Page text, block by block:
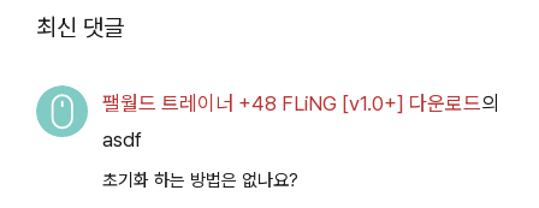
최신 댓글
팰월드 트레이너 +48 FLiNG [v1.0+] 다운로드의
asdf
초기화 하는 방법은 없나요?